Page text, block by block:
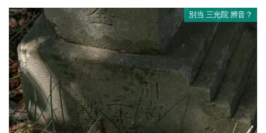
別当 三光院 辨音？